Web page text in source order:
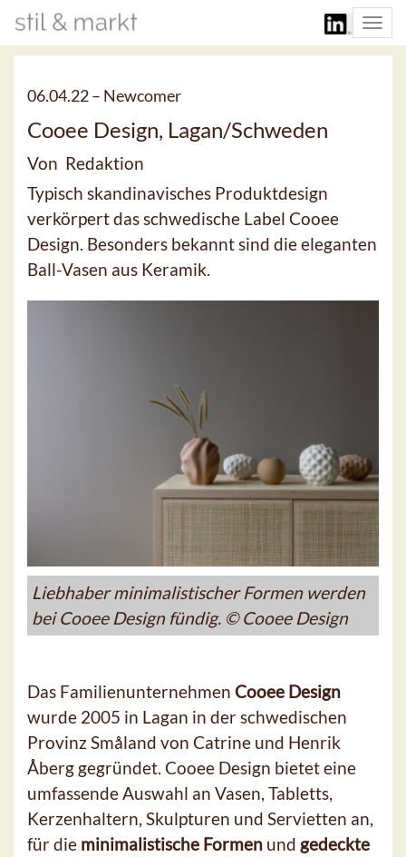
06.04.22 – Newcomer
Cooee Design, Lagan/Schweden
Von Redaktion
Typisch skandinavisches Produktdesign
verkörpert das schwedische Label Cooee
Design. Besonders bekannt sind die eleganten
Ball-Vasen aus Keramik.
Liebhaber minimalistischer Formen werden
bei Cooee Design fündig. © Cooee Design
Das Familienunternehmen Cooee Design
wurde 2005 in Lagan in der schwedischen
Provinz Småland von Catrine und Henrik
Åberg gegründet. Cooee Design bietet eine
umfassende Auswahl an Vasen, Tabletts,
Kerzenhaltern, Skulpturen und Servietten an,
für die minimalistische Formen und gedeckte